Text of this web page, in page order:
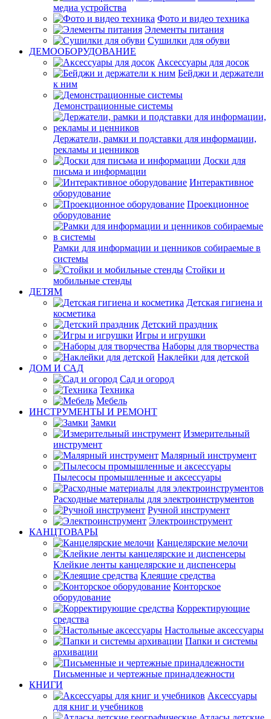
медиа устройства
Фото и видео техника
Элементы питания
Сушилки для обуви
ДЕМООБОРУДОВАНИЕ
Аксессуары для досок
Бейджи и держатели
к ним
Демонстрационные системы
Держатели, рамки и подставки для информации,
рекламы и ценников
Доски для
письма и информации
Интерактивное
оборудование
Проекционное
оборудование
Рамки для информации и ценников собираемые в
системы
Стойки и
мобильные стенды
ДЕТЯМ
Детская гигиена и
косметика
Детский праздник
Игры и игрушки
Наборы для творчества
Наклейки для детской
ДОМ И САД
Сад и огород
Техника
Мебель
ИНСТРУМЕНТЫ И РЕМОНТ
Замки
Измерительный
инструмент
Малярный инструмент
Пылесосы промышленные и аксессуары
Расходные материалы для электроинструментов
Ручной инструмент
Электроинструмент
КАНЦТОВАРЫ
Канцелярские мелочи
Клейкие ленты канцелярские и диспенсеры
Клеящие средства
Конторское
оборудование
Корректирующие
средства
Настольные аксессуары
Папки и системы
архивации
Письменные и чертежные принадлежности
КНИГИ
Аксессуары
для книг и учебников